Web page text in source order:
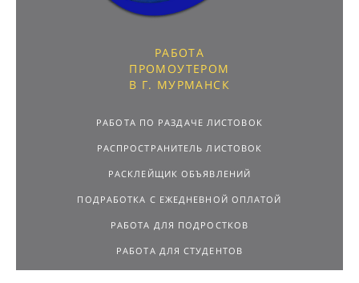
РАБОТА
ПРОМОУТЕРОМ
В Г. МУРМАНСК
РАБОТА ПО РАЗДАЧЕ ЛИСТОВОК
РАСПРОСТРАНИТЕЛЬ ЛИСТОВОК
РАСКЛЕЙЩИК ОБЪЯВЛЕНИЙ
ПОДРАБОТКА С ЕЖЕДНЕВНОЙ ОПЛАТОЙ
РАБОТА ДЛЯ ПОДРОСТКОВ
РАБОТА ДЛЯ СТУДЕНТОВ